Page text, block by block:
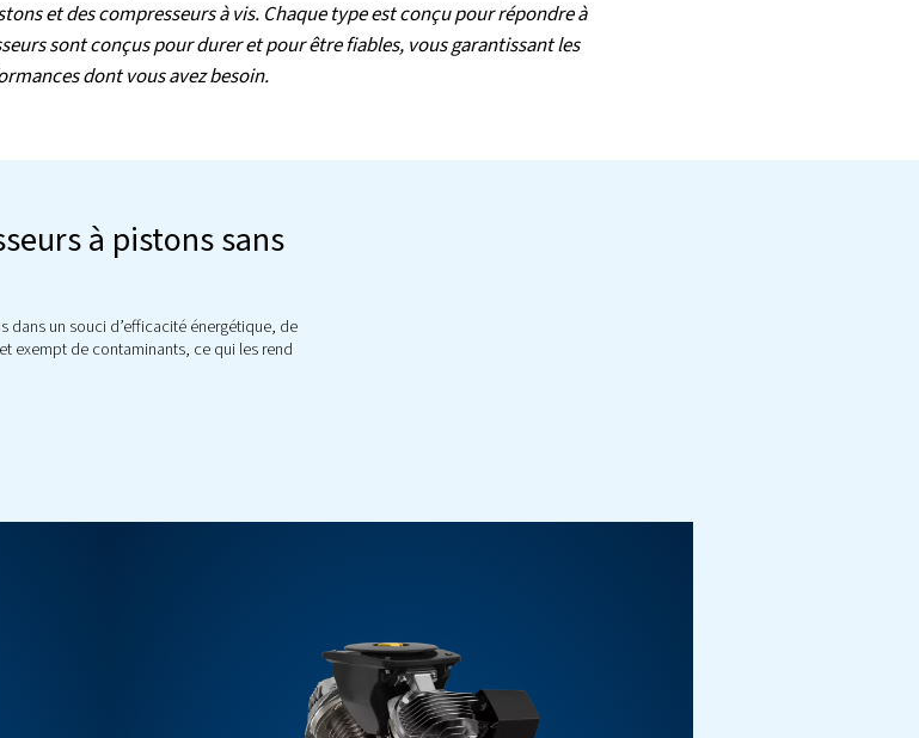
sans huile avancés pour vos besoins
à pistons et des compresseurs à vis. Chaque type est conçu pour répondre à
performances dont vous avez besoin.
compresseurs à pistons sans
un air propre et exempt de contaminants, ce qui les rend